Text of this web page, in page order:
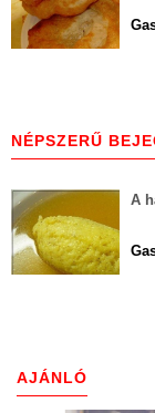
NÉPSZERŰ
A
AJÁNLÓ